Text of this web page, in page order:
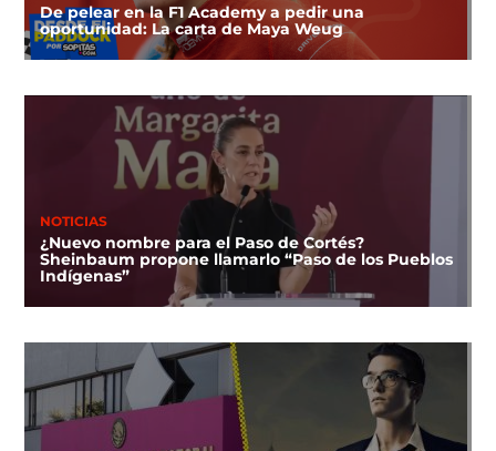
De pelear en la F1 Academy a pedir una
oportunidad: La carta de Maya Weug
NOTICIAS
¿Nuevo nombre para el Paso de Cortés?
Sheinbaum propone llamarlo “Paso de los Pueblos
Indígenas”